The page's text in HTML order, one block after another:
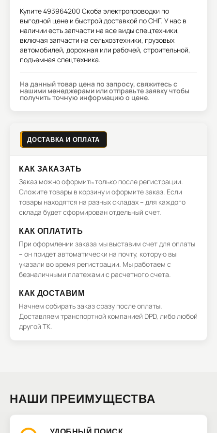
Купите493964200 Скоба электропроводки по
выгодной цене и быстрой доставкой по СНГ. У нас в
наличии есть запчасти на все виды спецтехники,
включая запчасти на сельхозтехники, грузовых
автомобилей, дорожная или рабочей, строительной,
подъемная спецтехника.
На данный товар цена по запросу, свяжитесь с
нашими менеджерами или отправьте заявку чтобы
получить точную информацию о цене.
ДОСТАВКА И ОПЛАТА
КАК ЗАКАЗАТЬ
Заказ можно оформить только после регистрации.
Сложите товары в корзину и оформите заказ. Если
товары находятся на разных складах – для каждого
склада будет сформирован отдельный счет.
КАК ОПЛАТИТЬ
При оформлении заказа мы выставим счет для оплаты
– он придет автоматически на почту, которую вы
указали во время регистрации. Мы работаем с
безналичными платежами с расчетного счета.
КАК ДОСТАВИМ
Начнем собирать заказ сразу после оплаты.
Доставляем транспортной компанией DPD, либо любой
другой ТК.
НАШИ ПРЕИМУЩЕСТВА